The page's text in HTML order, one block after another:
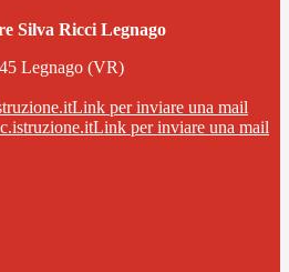
Silva Ricci Legnago
Legnago (VR)
Link per inviare una mail
Link per inviare una mail